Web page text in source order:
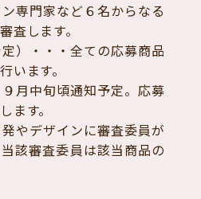
専門家など６名からなる
査します。
）・・・全ての応募商品
います。
月中旬頃通知予定。応募
ます。
やデザインに審査委員が
該審査委員は該当商品の